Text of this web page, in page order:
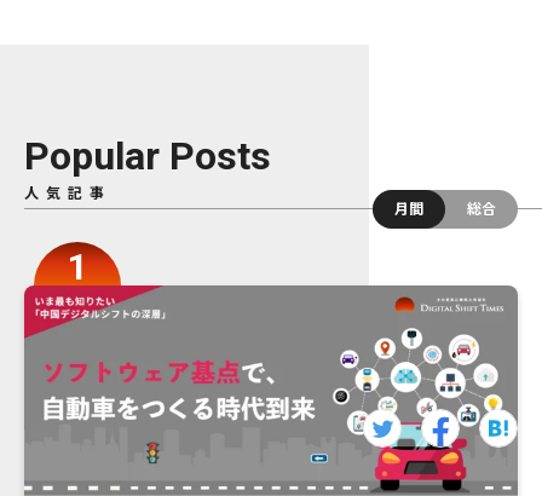
Popular Posts
人気記事
月間
総合